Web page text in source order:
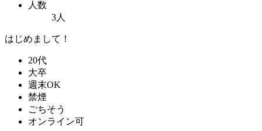
人数
3人
はじめまして！
20代
大卒
週末OK
禁煙
ごちそう
オンライン可